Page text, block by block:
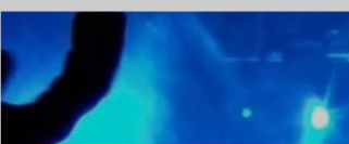
Salta
contenuto
Musica Rock, Metal, Punk e varie sonorità alternative